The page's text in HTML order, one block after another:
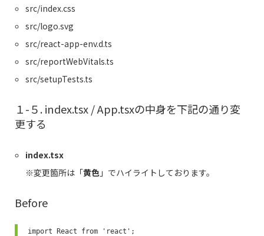
src/index.css
src/logo.svg
src/react-app-env.d.ts
src/reportWebVitals.ts
src/setupTests.ts
１-５. index.tsx / App.tsxの中身を下記の通り変
更する
index.tsx
※変更箇所は「黄色 」でハイライトしております。
Before
import React from 'react';